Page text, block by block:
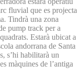
fluvial que es projecta
Tindrà una zona
pump track per a
Estarà ubicat a
andorrana de Santa
s’hi habilitarà un
màquines de l’antiga